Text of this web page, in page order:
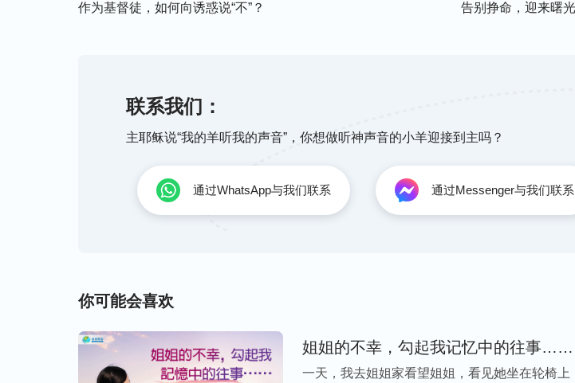
不再伪装 踏实做人
自己有能耐了：我是有身份的人，我是有身价的人，我是某某专业人士。不管
耐，还没等亮就想把自己包装起来，伪装成高大的人物，变得完美无瑕，没有
想把自己武装起来，在别人眼中变得高大，强悍，什么都能，没有任何不能的
想装。有的人别人让他做一个事，他其实不知道怎么做，但他还说自己知道，
后偷偷查资料学习，结果学了几天还是不明白，没有头绪，别人问他做得怎么
知、愚昧或者是不明白的，他都包着，裹着，不让别人看见，一个劲地装，伪
看到神话语的揭示，我才意识到自己这么痛苦，还想退出这次演出，原因就是
好踢踏舞，失去了以往在团里被人高看的形象。想想自从来到团里，我总把自
作为基督徒，如何向诱惑说“不”？ 告别挣命，迎来曙
联系我们：
主耶稣说“我的羊听我的声音”，你想做听神声音的小羊迎接到主吗？
通过WhatsApp与我们联系 通过Messenger与我们联系
你可能会喜欢
姐姐的不幸，勾起我记忆中的往事……
一天，我去姐姐家看望姐姐，看见她坐在轮椅上